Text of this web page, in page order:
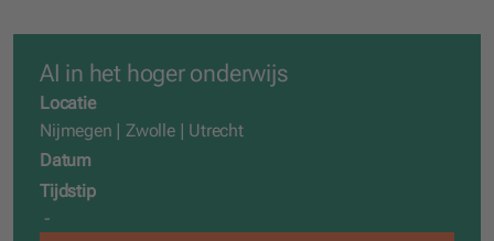
AI in het hoger onderwijs
Locatie
Nijmegen | Zwolle | Utrecht
Datum
Tijdstip
-